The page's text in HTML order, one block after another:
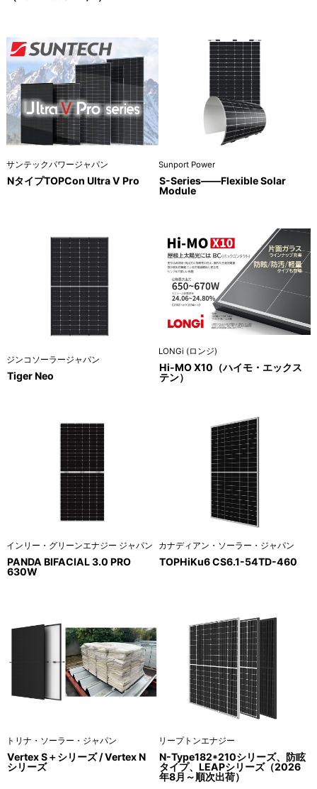
サンテックパワージャパン
NタイプTOPCon Ultra V Pro
Sunport Power
S-Series——Flexible Solar
Module
ジンコソーラージャパン
Tiger Neo
LONGi (ロンジ)
Hi-MO X10（ハイモ・エックス
テン）
インリー・グリーンエナジー ジャパン
PANDA BIFACIAL 3.0 PRO
630W
カナディアン・ソーラー・ジャパン
TOPHiKu6 CS6.1-54TD-460
トリナ・ソーラー・ジャパン
Vertex S＋シリーズ / Vertex N
シリーズ
リープトンエナジー
N-Type182*210シリーズ、防眩
タイプ、LEAPシリーズ（2026
年8月～順次出荷）